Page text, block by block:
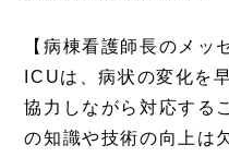
【病棟看護師長のメッ
ICUは、病状の変化を
協力しながら対応する
の知識や技術の向上は